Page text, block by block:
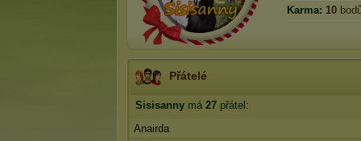
Karma: 10
Přátelé
Sisisanny má 27 přátel:
Anairda